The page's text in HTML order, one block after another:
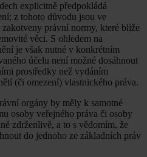
explicitně předpokládá
z tohoto důvodu jsou ve
právní normy, které blíže
věci. S ohledem na
je však nutné v konkrétním
účelu není možné dosáhnout
prostředky než vydáním
(či omezení) vlastnického práva.
orgány by měly k samotné
osoby veřejného práva či osoby
zdrženlivě, a to s vědomím, že
do jednoho ze základních práv